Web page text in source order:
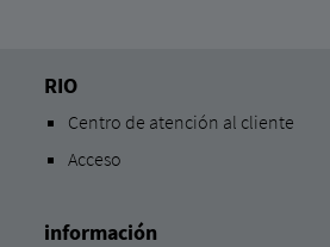
RIO
Centro de atención al cliente
Acceso
información